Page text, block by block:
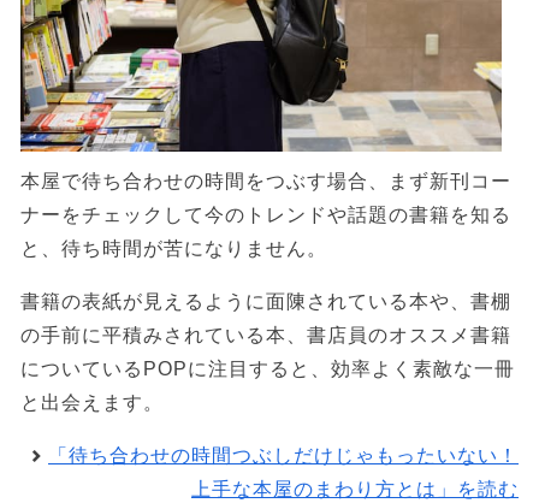
本屋で待ち合わせの時間をつぶす場合、まず新刊コー
ナーをチェックして今のトレンドや話題の書籍を知る
と、待ち時間が苦になりません。
書籍の表紙が見えるように面陳されている本や、書棚
の手前に平積みされている本、書店員のオススメ書籍
についているPOPに注目すると、効率よく素敵な一冊
と出会えます。
「待ち合わせの時間つぶしだけじゃもったいない！
上手な本屋のまわり方とは」を読む